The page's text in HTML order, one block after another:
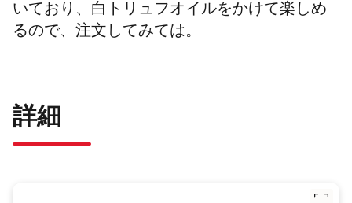
いており、白トリュフオイルをかけて楽しめ
るので、注文してみては。
詳細